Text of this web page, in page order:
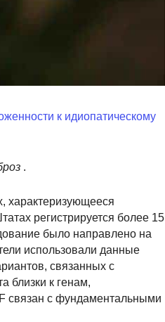
к идиопатическому
.
характеризующееся
регистрируется более 15
было направлено на
использовали данные
связанных с
близки к генам,
связан с фундаментальными